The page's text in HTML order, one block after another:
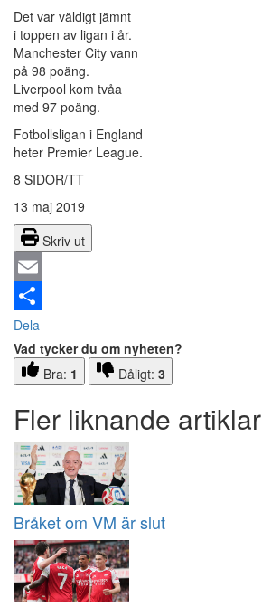
Det var väldigt jämnt
i toppen av ligan i år.
Manchester City vann
på 98 poäng.
Liverpool kom tvåa
med 97 poäng.
Fotbollsligan i England
heter Premier League.
8 SIDOR/TT
13 maj 2019
Skriv ut
Email
Dela
Vad tycker du om nyheten?
Bra: 1 Dåligt: 3
Fler liknande artiklar
Bråket om VM är slut